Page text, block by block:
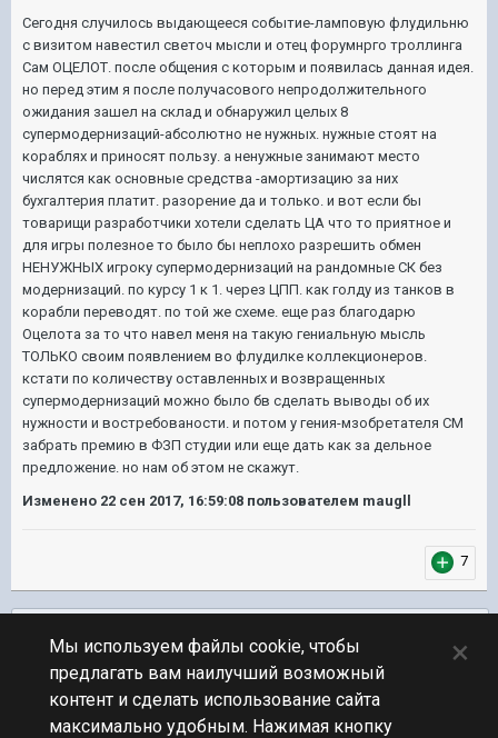
Сегодня случилось выдающееся событие-ламповую флудильню
с визитом навестил светоч мысли и отец форумнрго троллинга
Сам ОЦЕЛОТ. после общения с которым и появилась данная идея.
но перед этим я после получасового непродолжительного
ожидания зашел на склад и обнаружил целых 8
супермодернизаций-абсолютно не нужных. нужные стоят на
кораблях и приносят пользу. а ненужные занимают место
числятся как основные средства -амортизацию за них
бухгалтерия платит. разорение да и только. и вот если бы
товарищи разработчики хотели сделать ЦА что то приятное и
для игры полезное то было бы неплохо разрешить обмен
НЕНУЖНЫХ игроку супермодернизаций на рандомные СК без
модернизаций. по курсу 1 к 1. через ЦПП. как голду из танков в
корабли переводят. по той же схеме. еще раз благодарю
Оцелота за то что навел меня на такую гениальную мысль
ТОЛЬКО своим появлением во флудилке коллекционеров.
кстати по количеству оставленных и возвращенных
супермодернизаций можно было бв сделать выводы об их
нужности и востребованости. и потом у гения-мзобретателя СМ
забрать премию в ФЗП студии или еще дать как за дельное
предложение. но нам об этом не скажут.
Изменено 22 сен 2017, 16:59:08 пользователем maugll
7
ПЕРЕЙТИ К СПИСКУ ТЕМ
Обсуждение Мира Кораблей
Мы используем файлы cookie, чтобы
предлагать вам наилучший возможный
контент и сделать использование сайта
максимально удобным. Нажимая кнопку
×